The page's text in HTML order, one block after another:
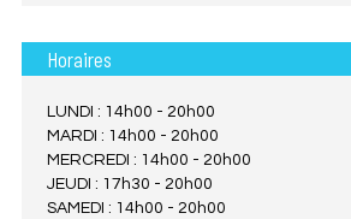
Horaires
LUNDI : 14h00 - 20h00
MARDI : 14h00 - 20h00
MERCREDI : 14h00 - 20h00
JEUDI : 17h30 - 20h00
SAMEDI : 14h00 - 20h00